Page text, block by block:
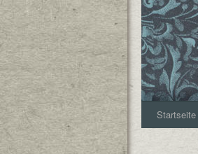
Startseite